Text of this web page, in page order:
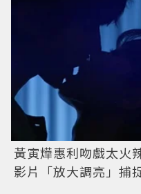
黃寅燁惠利吻戲太火
影片「放大調亮」捕